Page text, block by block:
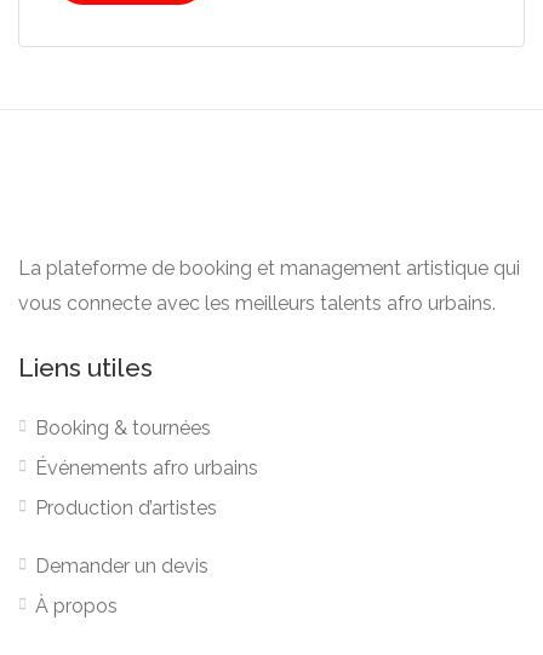
La plateforme de booking et management artistique qui
vous connecte avec les meilleurs talents afro urbains.
Liens utiles
Booking & tournées
Événements afro urbains
Production d’artistes
Demander un devis
À propos